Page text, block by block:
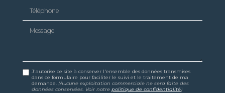
Message
J'autorise ce site à conserver l'ensemble des données transmises
dans ce formulaire pour faciliter le suivi et le traitement de ma
demande. (Aucune exploitation commerciale ne sera faite des
données conservées. Voir notrepolitique de confidentialité)